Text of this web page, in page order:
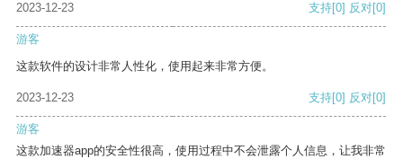
2023-12-23 支持[0] 反对[0]
游客
这款软件的设计非常人性化，使用起来非常方便。
2023-12-23 支持[0] 反对[0]
游客
这款加速器app的安全性很高，使用过程中不会泄露个人信息，让我非常